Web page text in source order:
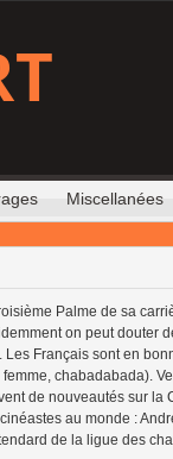
Miscellanées
Palme de sa
on peut douter
Français sont en
chabadabada).
de nouveautés sur la
au monde :
de la ligue des